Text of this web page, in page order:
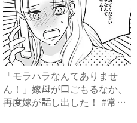
「モラハラなんてありませ
ん！」嫁母が口ごもるなか、
再度嫁が話し出した！ #常識